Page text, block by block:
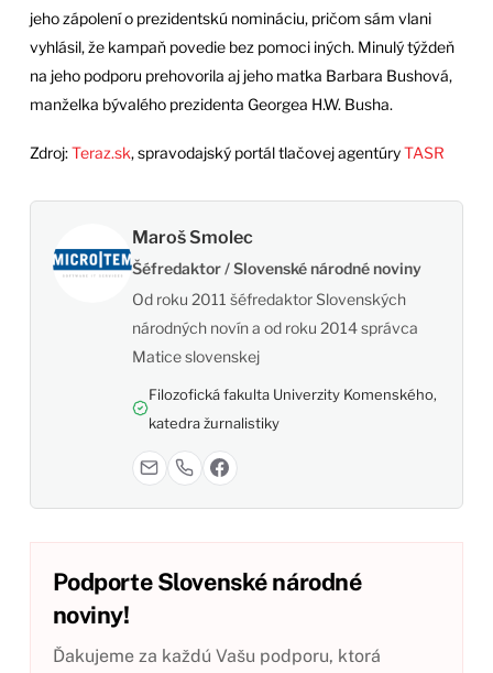
jeho zápolení o prezidentskú nomináciu, pričom sám vlani
vyhlásil, že kampaň povedie bez pomoci iných. Minulý týždeň
na jeho podporu prehovorila aj jeho matka Barbara Bushová,
manželka bývalého prezidenta Georgea H.W. Busha.
Zdroj:Teraz.sk, spravodajský portál tlačovej agentúryTASR
Maroš Smolec
Šéfredaktor / Slovenské národné noviny
Od roku 2011 šéfredaktor Slovenských
národných novín a od roku 2014 správca
Matice slovenskej
Filozofická fakulta Univerzity Komenského,
katedra žurnalistiky
Podporte Slovenské národné
noviny!
Ďakujeme za každú Vašu podporu, ktorá